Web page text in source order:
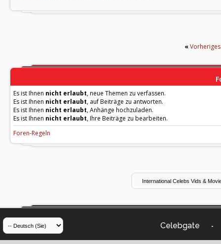
«
Es ist Ihnen nicht erlaubt, neue Themen zu verfassen.
Es ist Ihnen nicht erlaubt, auf Beiträge zu antworten.
Es ist Ihnen nicht erlaubt, Anhänge hochzuladen.
Es ist Ihnen nicht erlaubt, Ihre Beiträge zu bearbeiten.
Foren-Regeln
Celebgate -